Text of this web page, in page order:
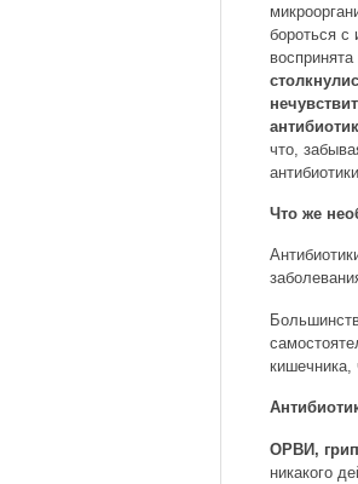
бороться
воспринята
что,
антибиотики.
Что же
кишечника,
ОРВИ,
никакого